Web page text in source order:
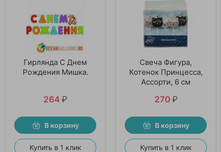
Гирлянда С Днем
Рождения Мишка.
264 ₽
В корзину
Купить в 1 клик
Свеча Фигура,
Котенок Принцесса,
Ассорти, 6 см
270 ₽
В корзину
Купить в 1 клик